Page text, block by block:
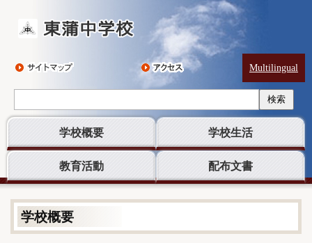
Multilingual
検索
学校概要 学校生活
教育活動 配布文書
学校概要